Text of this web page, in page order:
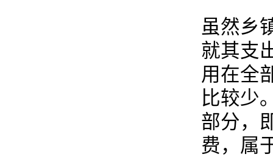
虽然乡
就其支
用在全
比较少
部分，
费，属